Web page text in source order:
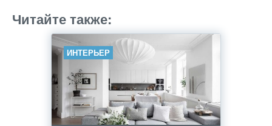
Читайте также:
ИНТЕРЬЕР